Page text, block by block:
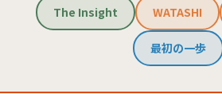
The Insight WATASHI
最初の一歩